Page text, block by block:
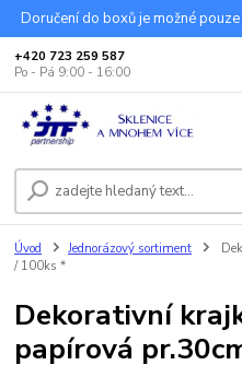
Doručení do boxů je možné
+420 723 259 587
Po - Pá 9:00 - 16:00
Úvod Jednorázový sortiment
/ 100ks *
Dekorativní
papírová